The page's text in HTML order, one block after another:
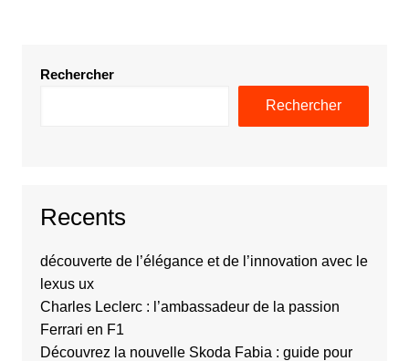
Rechercher
Rechercher
Recents
découverte de l’élégance et de l’innovation avec le
lexus ux
Charles Leclerc : l’ambassadeur de la passion
Ferrari en F1
Découvrez la nouvelle Skoda Fabia : guide pour